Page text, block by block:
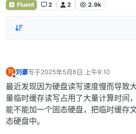
Fluent 2 2 2.9k
刘
离线
刘豪写于2025年5月6日 上午9:10
最后由 编辑
最近发现因为硬盘读写速度慢而导致
量临时缓存读写占用了大量计算时间
能不能加一个固态硬盘，把临时缓存
态硬盘中。